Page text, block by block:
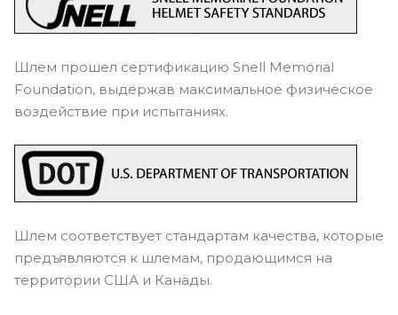
Шлем прошел сертификацию Snell Memorial
Foundation, выдержав максимальное физическое
воздействие при испытаниях.
Шлем соответствует стандартам качества, которые
предъявляются к шлемам, продающимся на
территории США и Канады.